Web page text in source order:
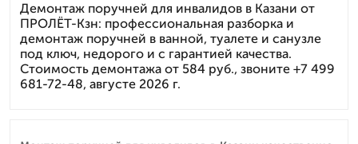
Демонтаж поручней для инвалидов в Казани от
ПРОЛЁТ-Кзн: профессиональная разборка и
демонтаж поручней в ванной, туалете и санузле
под ключ, недорого и с гарантией качества.
Стоимость демонтажа от 584 руб., звоните +7 499
681-72-48, августе 2026 г.